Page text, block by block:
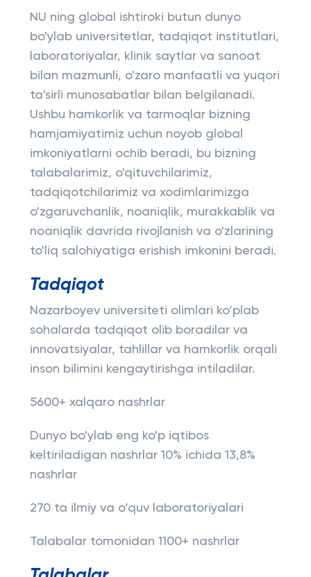
NU ning global ishtiroki butun dunyo
bo'ylab universitetlar, tadqiqot institutlari,
laboratoriyalar, klinik saytlar va sanoat
bilan mazmunli, o'zaro manfaatli va yuqori
ta'sirli munosabatlar bilan belgilanadi.
Ushbu hamkorlik va tarmoqlar bizning
hamjamiyatimiz uchun noyob global
imkoniyatlarni ochib beradi, bu bizning
talabalarimiz, o'qituvchilarimiz,
tadqiqotchilarimiz va xodimlarimizga
o'zgaruvchanlik, noaniqlik, murakkablik va
noaniqlik davrida rivojlanish va o'zlarining
to'liq salohiyatiga erishish imkonini beradi.
Tadqiqot
Nazarboyev universiteti olimlari ko‘plab
sohalarda tadqiqot olib boradilar va
innovatsiyalar, tahlillar va hamkorlik orqali
inson bilimini kengaytirishga intiladilar.
5600+ xalqaro nashrlar
Dunyo bo'ylab eng ko'p iqtibos
keltiriladigan nashrlar 10% ichida 13,8%
nashrlar
270 ta ilmiy va o‘quv laboratoriyalari
Talabalar tomonidan 1100+ nashrlar